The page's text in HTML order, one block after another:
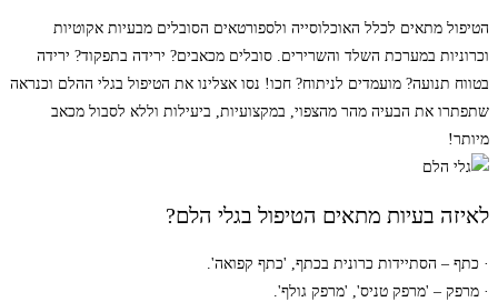
הטיפול מתאים לכלל האוכלוסייה ולספורטאים הסובלים מבעיות אקוטיות
וכרוניות במערכת השלד והשרירים. סובלים מכאבים? ירידה בתפקוד? ירידה
בטווח תנועה? מועמדים לניתוח? חכו! נסו אצלינו את הטיפול בגלי ההלם וכנראה
שתפתרו את הבעיה מהר מהצפוי, במקצועיות, ביעילות וללא לסבול מכאב
מיותר!
לאיזה בעיות מתאים הטיפול בגלי הלם?
· כתף – הסתיידות כרונית בכתף, 'כתף קפואה'.
· מרפק – 'מרפק טניס', 'מרפק גולף'.